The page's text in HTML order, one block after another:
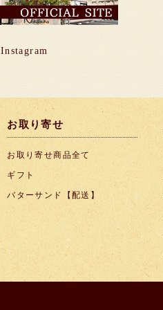
Instagram
お取り寄せ
お取り寄せ商品全て
ギフト
バターサンド【配送】